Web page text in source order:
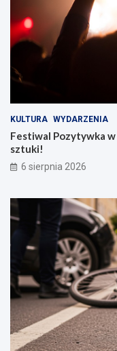
KULTURA WYDARZENIA
Festiwal Pozytywka
sztuki!
6 sierpnia 2026